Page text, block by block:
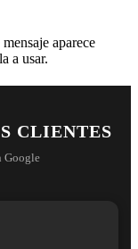
aparece
a usar.
CLIENTES
Google